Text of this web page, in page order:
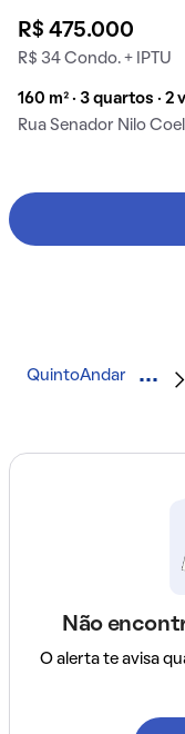
R$ 475.000
R$ 34 Condo. + IPTU
160 m² · 3 quartos · 2
Rua Senador Nilo
QuintoAndar
Não
O alerta te avisa